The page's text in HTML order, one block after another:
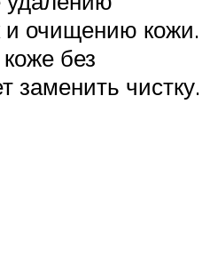
и очищению кожи.
без
заменить чистку.